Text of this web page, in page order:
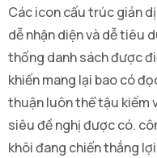
Các icon cấu trúc giản
dễ nhận diện và dễ tiêu
thống danh sách được
khiến mang lại bao có
thuận luôn thể tậu kiếm
siêu đề nghị được có.
khôi đang chiến thắng